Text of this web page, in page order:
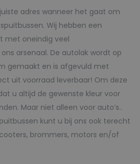
adres wanneer het gaat om
Wij hebben een
met oneindig veel
arsenaal. De autolak wordt op
gemaakt en is afgevuld met
uit voorraad leverbaar! Om deze
u altijd de gewenste kleur voor
Maar niet alleen voor auto’s..
kunt u bij ons ook terecht
brommers, motors en/of